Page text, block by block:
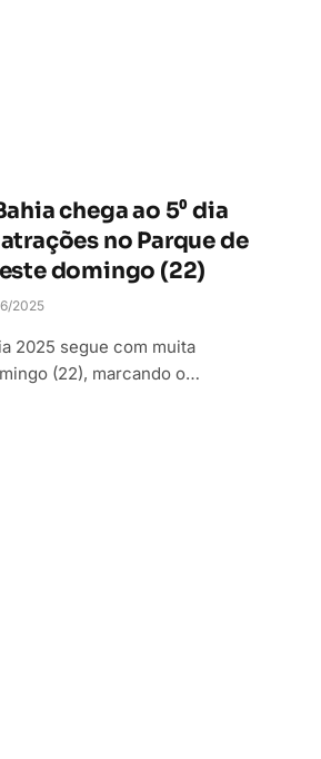
chega ao 5⁰ dia
no Parque de
domingo (22)
2025
2025 segue com muita
(22), marcando o…